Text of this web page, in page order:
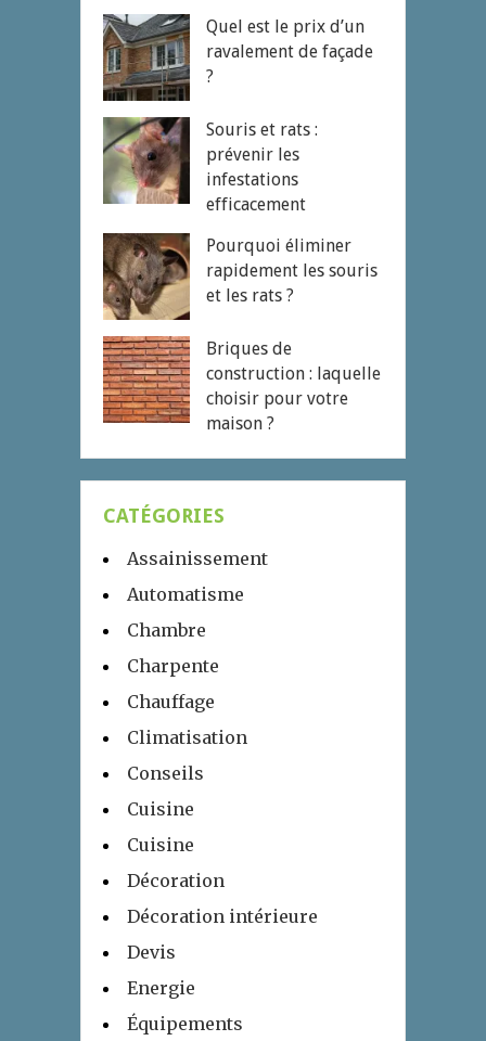
Quel est le prix d’un
ravalement de façade
?
Souris et rats :
prévenir les
infestations
efficacement
Pourquoi éliminer
rapidement les souris
et les rats ?
Briques de
construction : laquelle
choisir pour votre
maison ?
CATÉGORIES
Assainissement
Automatisme
Chambre
Charpente
Chauffage
Climatisation
Conseils
Cuisine
Cuisine
Décoration
Décoration intérieure
Devis
Energie
Équipements